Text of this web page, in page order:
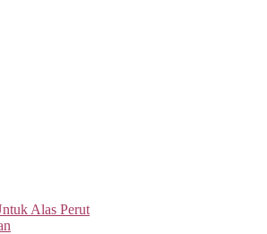
Alas Perut